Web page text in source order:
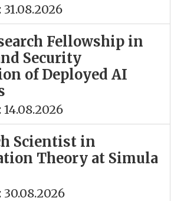
Fellowship in
Security
of Deployed AI
Scientist in
Theory at Simula